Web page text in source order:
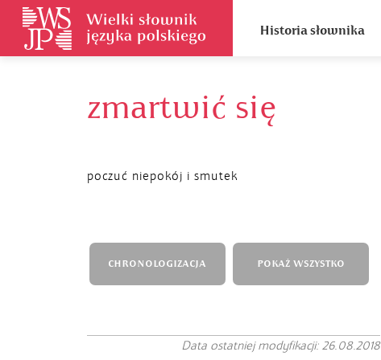
Historia słownika
zmartwić się
poczuć niepokój i smutek
CHRONOLOGIZACJA POKAŻ WSZYSTKO
Data ostatniej modyfikacji: 26.08.2018